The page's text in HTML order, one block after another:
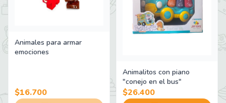
Animales para armar
emociones
$16.700
Animalitos con piano
"conejo en el bus"
$26.400